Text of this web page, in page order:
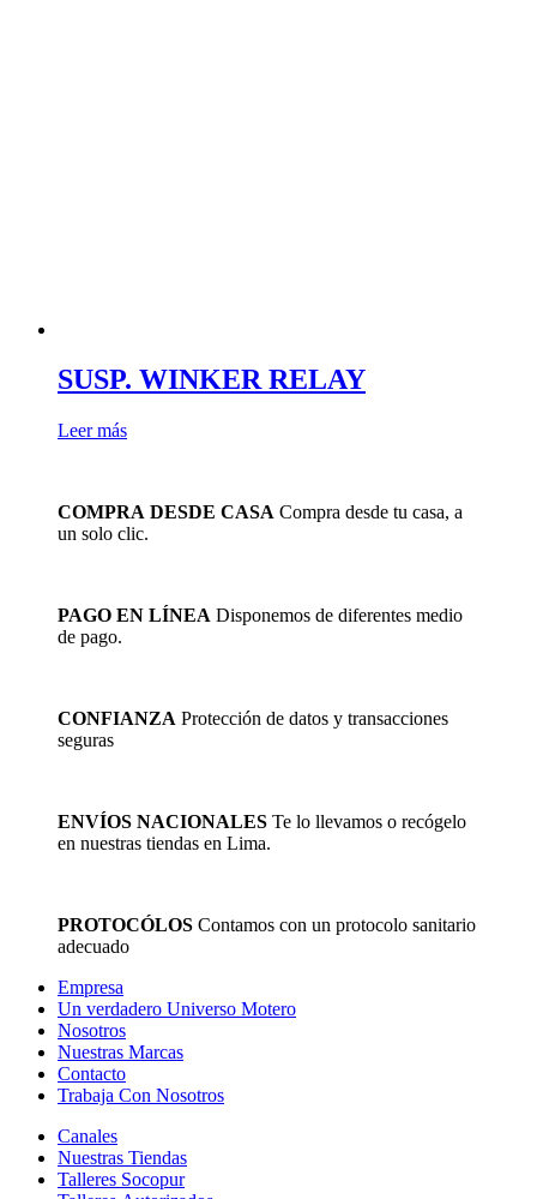
SUSP. WINKER RELAY
Leer más
COMPRA DESDE CASA Compra desde tu casa, a
un solo clic.
PAGO EN LÍNEA Disponemos de diferentes medio
de pago.
CONFIANZA Protección de datos y transacciones
seguras
ENVÍOS NACIONALES Te lo llevamos o recógelo
en nuestras tiendas en Lima.
PROTOCÓLOS Contamos con un protocolo sanitario
adecuado
Empresa
Un verdadero Universo Motero
Nosotros
Nuestras Marcas
Contacto
Trabaja Con Nosotros
Canales
Nuestras Tiendas
Talleres Socopur